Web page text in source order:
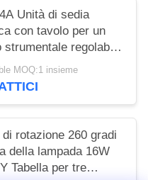
Unità di sedia
con tavolo per un
strumentale regolabile
e destra
MOQ:1 insieme
di rotazione 260 gradi
della lampada 16W
Tabella per tre